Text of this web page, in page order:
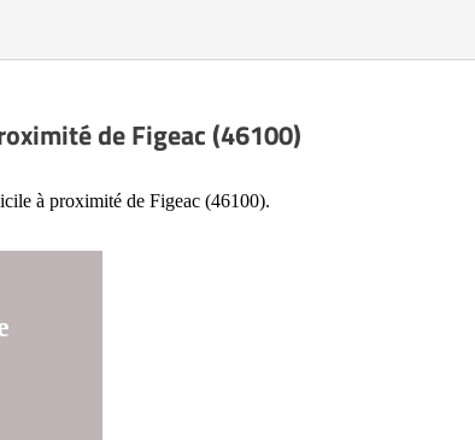
de Figeac (46100)
à proximité de Figeac (46100).